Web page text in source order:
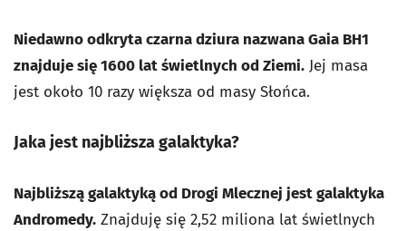
Niedawno odkryta czarna dziura nazwana Gaia BH1
znajduje się 1600 lat świetlnych od Ziemi. Jej masa
jest około 10 razy większa od masy Słońca.
Jaka jest najbliższa galaktyka?
Najbliższą galaktyką od Drogi Mlecznej jest galaktyka
Andromedy. Znajduję się 2,52 miliona lat świetlnych